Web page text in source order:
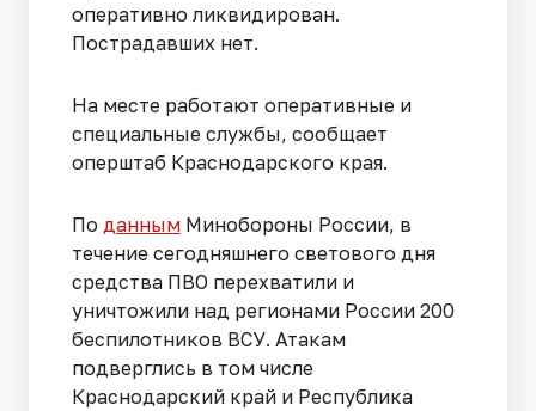
оперативно ликвидирован.
Пострадавших нет.
На месте работают оперативные и
специальные службы, сообщает
оперштаб Краснодарского края.
По данным Минобороны России, в
течение сегодняшнего светового дня
средства ПВО перехватили и
уничтожили над регионами России 200
беспилотников ВСУ. Атакам
подверглись в том числе
Краснодарский край и Республика